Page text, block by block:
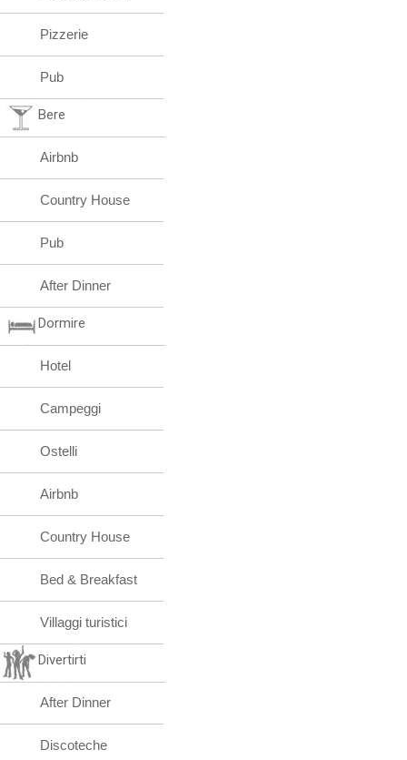
Pizzerie
Pub
Bere
Airbnb
Country House
Pub
After Dinner
Dormire
Hotel
Campeggi
Ostelli
Airbnb
Country House
Bed & Breakfast
Villaggi turistici
Divertirti
After Dinner
Discoteche